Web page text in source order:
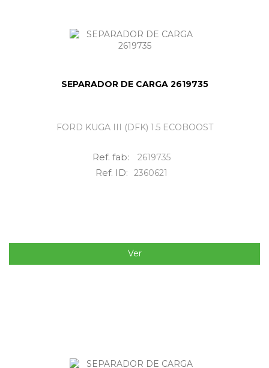
SEPARADOR DE CARGA 2619735
FORD KUGA III (DFK) 1.5 ECOBOOST
Ref. fab: 2619735
Ref. ID: 2360621
Ver